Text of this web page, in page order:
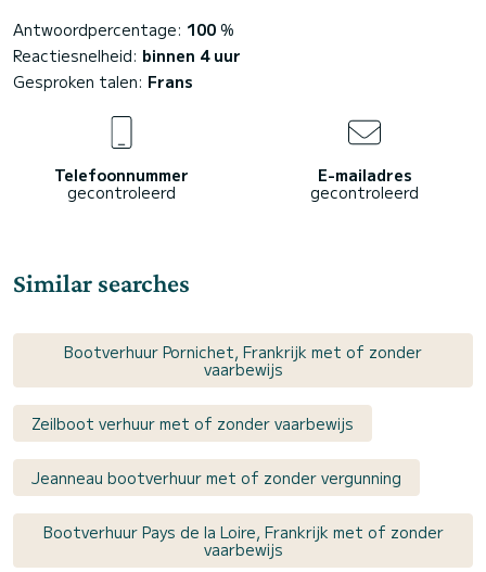
Antwoordpercentage: 100 %
Reactiesnelheid: binnen 4 uur
Gesproken talen: Frans
Telefoonnummer
gecontroleerd
E-mailadres
gecontroleerd
Similar searches
Bootverhuur Pornichet, Frankrijk met of zonder
vaarbewijs
Zeilboot verhuur met of zonder vaarbewijs
Jeanneau bootverhuur met of zonder vergunning
Bootverhuur Pays de la Loire, Frankrijk met of zonder
vaarbewijs